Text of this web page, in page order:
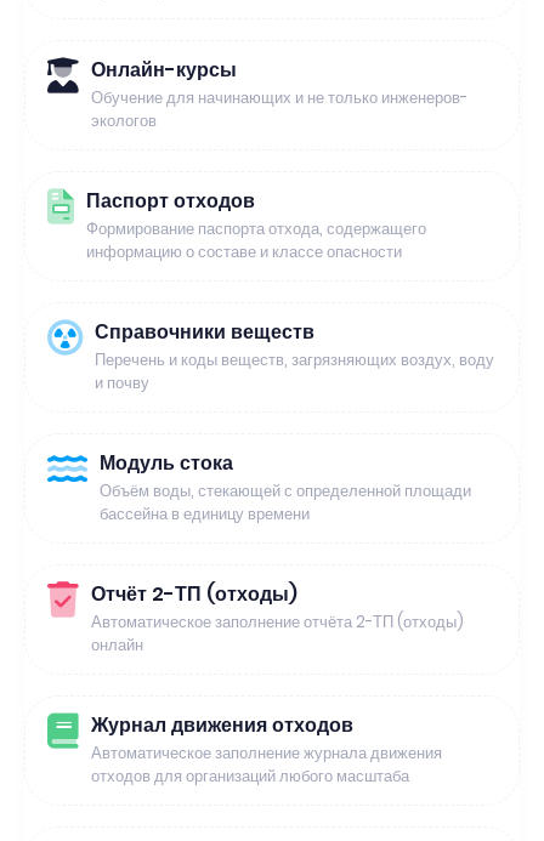
Онлайн-курсы
Обучение для начинающих и не только инженеров-
экологов
Паспорт отходов
Формирование паспорта отхода, содержащего
информацию о составе и классе опасности
Справочники веществ
Перечень и коды веществ, загрязняющих воздух, воду
и почву
Модуль стока
Объём воды, стекающей с определенной площади
бассейна в единицу времени
Отчёт 2-ТП (отходы)
Автоматическое заполнение отчёта 2-ТП (отходы)
онлайн
Журнал движения отходов
Автоматическое заполнение журнала движения
отходов для организаций любого масштаба